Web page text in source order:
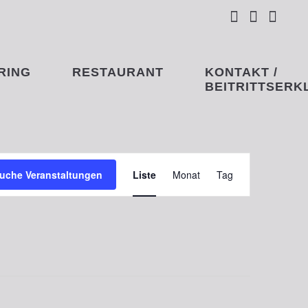
  
RESTAURANT
KONTAKT /
Veranstaltungen
Ansichten-
Navigation
Liste Monat Tag